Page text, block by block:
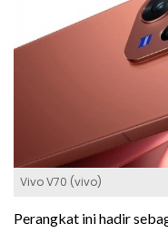
Vivo V70 (vivo)
Perangkat ini hadir